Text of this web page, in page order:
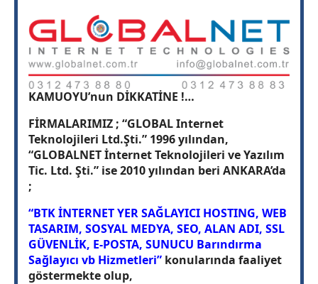
KAMUOYU’nun DİKKATİNE !…
FİRMALARIMIZ ; “GLOBALInternet
Teknolojileri Ltd.Şti.” 1996 yılından,
“GLOBALNET İnternet Teknolojileri ve Yazılım
Tic. Ltd. Şti.” ise 2010 yılından beri ANKARA’da
;
“BTK İNTERNET YER SAĞLAYICI HOSTING, WEB
TASARIM, SOSYAL MEDYA, SEO, ALAN ADI, SSL
GÜVENLİK, E-POSTA, SUNUCU Barındırma
Sağlayıcı vb Hizmetleri” konularında faaliyet
göstermekte olup,